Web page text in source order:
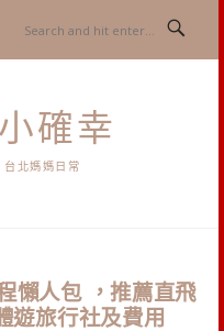
確幸
北媽媽日常
懶人包 ，推薦直飛
遊旅行社及費用